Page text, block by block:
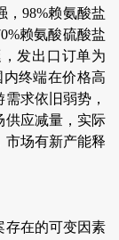
，98%赖氨酸盐
赖氨酸硫酸盐
发出口订单为
内终端在价格高
求依旧弱势，
供应减量，实际
市场有新产能释
存在的可变因素